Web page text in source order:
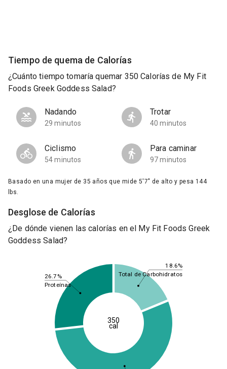
Tiempo de quema de Calorías
¿Cuánto tiempo tomaría quemar 350 Calorías de My Fit
Foods Greek Goddess Salad?
Nadando
29 minutos
Trotar
40 minutos
Ciclismo
54 minutos
Para caminar
97 minutos
Basado en una mujer de 35 años que mide 5'7" de alto y pesa 144
lbs.
Desglose de Calorías
¿De dónde vienen las calorías en el My Fit Foods Greek
Goddess Salad?
18.6%
26.7%
Total de Carbohidratos
Proteínas
350
cal